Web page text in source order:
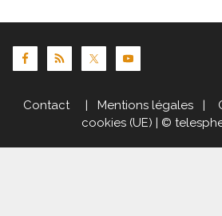
Contact| Mentions légales |
cookies (UE) | ©